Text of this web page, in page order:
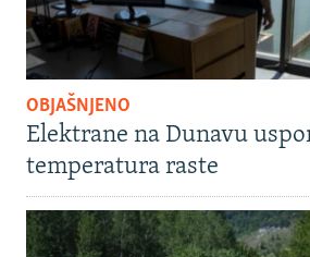
OBJAŠNJENO
Elektrane na Dunavu
temperatura raste